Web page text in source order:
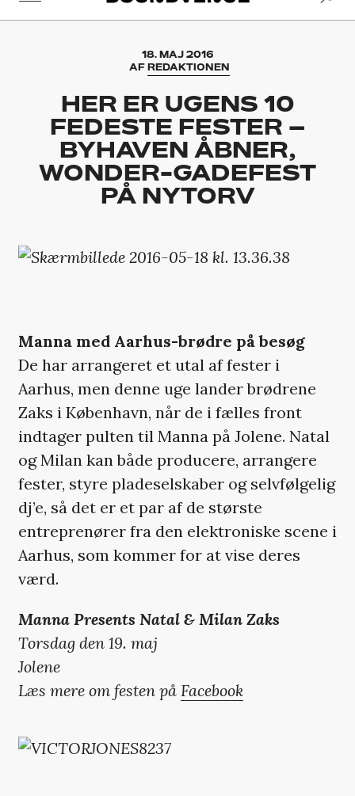
18. MAJ 2016
AF REDAKTIONEN
HER ER UGENS 10
FEDESTE FESTER –
BYHAVEN ÅBNER,
WONDER-GADEFEST
PÅ NYTORV
Manna med Aarhus-brødre på besøg
De har arrangeret et utal af fester i
Aarhus, men denne uge lander brødrene
Zaks i København, når de i fælles front
indtager pulten til Manna på Jolene. Natal
og Milan kan både producere, arrangere
fester, styre pladeselskaber og selvfølgelig
dj’e, så det er et par af de største
entreprenører fra den elektroniske scene i
Aarhus, som kommer for at vise deres
værd.
Manna Presents Natal & Milan Zaks
Torsdag den 19. maj
Jolene
Læs mere om festen på Facebook